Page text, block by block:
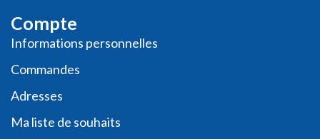
Compte
Informations personnelles
Commande​s
Adresses
Ma liste de souhaits